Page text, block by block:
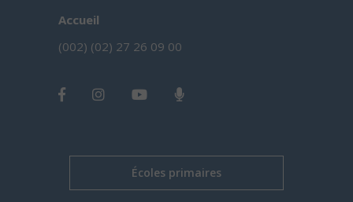
Accueil
(002) (02) 27 26 09 00
Écoles primaires